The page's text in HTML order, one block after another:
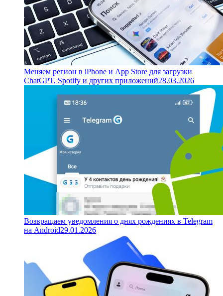
Меняем регион в iPhone и App Store для загрузки
ChatGPT, Spotify и других приложений28.03.2026
Возвращаем уведомления о днях рождениях в Telegram
на Android29.01.2026